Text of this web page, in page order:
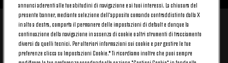
© 2026 Juventus Football Club S.p.A.
Juventus Football Club S.p.A. Via Druento, 175 10151 Torino - Italia;
CONTACT CENTER (+39) 011.45.30.486. Il servizio è attivo dal lunedì al
venerdì (9-20) e il sabato (9-15), festivi esclusi.
annunci aderenti alle tue abitudini di navigazione e ai tuoi interessi. La chiusura del
presente banner, mediante selezione dell’apposito comando contraddistinto dalla X
in alto a destra, comporta il permanere delle impostazioni di default e dunque la
continuazione della navigazione in assenza di cookie o altri strumenti di tracciamento
diversi da quelli tecnici. Per ulteriori informazioni sui cookie e per gestire le tue
preferenze clicca su Impostazioni Cookie.* Ti ricordiamo inoltre che puoi sempre